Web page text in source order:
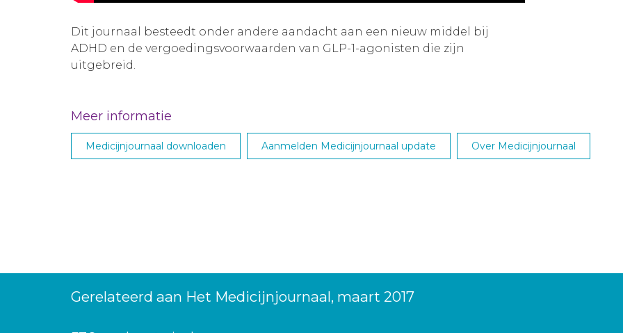
Dit journaal besteedt onder andere aandacht aan een nieuw middel bij
ADHD en de vergoedingsvoorwaarden van GLP-1-agonisten die zijn
uitgebreid.
Meer informatie
Medicijnjournaal downloaden Aanmelden Medicijnjournaal update Over Medicijnjournaal
Gerelateerd aan Het Medicijnjournaal, maart 2017